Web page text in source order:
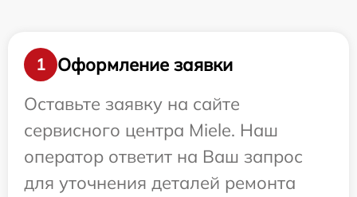
1
Оформление заявки
Оставьте заявку на сайте
сервисного центра Miele. Наш
оператор ответит на Ваш запрос
для уточнения деталей ремонта